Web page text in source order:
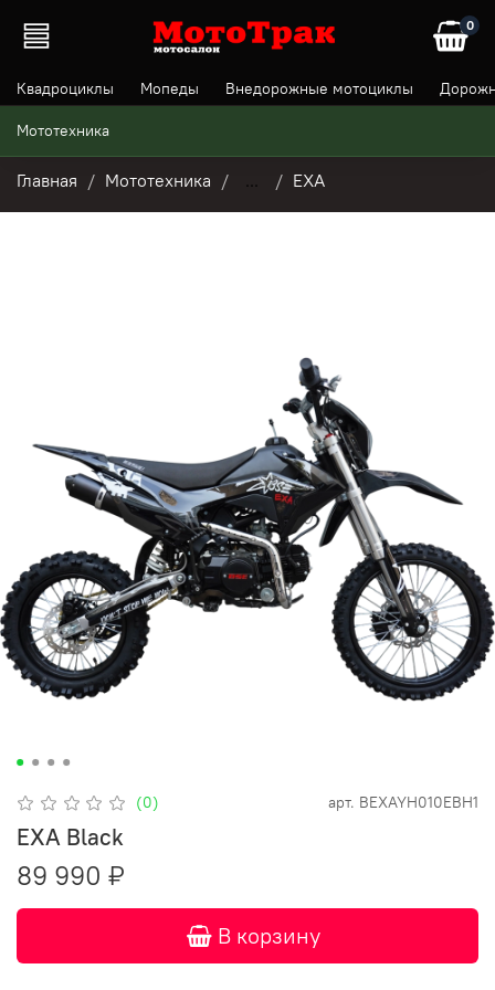
0
Квадроциклы Мопеды Внедорожные мотоциклы
Мототехника
Главная Мототехника EXA
(0) арт. BEXAYH010EBH1
EXA Black
89 990 ₽
В корзину